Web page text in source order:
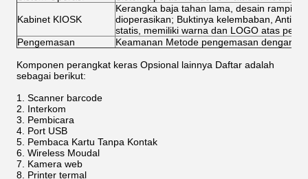
Kabinet KIOSK
Kerangka baja tahan lama, desain
dioperasikan; Buktinya kelembaban, Anti
statis, memiliki warna dan LOGO atas
Pengemasan
Keamanan Metode pengemasan dengan
Komponen perangkat keras Opsional lainnya Daftar adalah
sebagai berikut:
Scanner barcode
Interkom
Pembicara
Port USB
Pembaca Kartu Tanpa Kontak
Wireless Moudal
Kamera web
Printer termal